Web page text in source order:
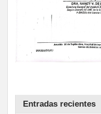
Entradas recientes